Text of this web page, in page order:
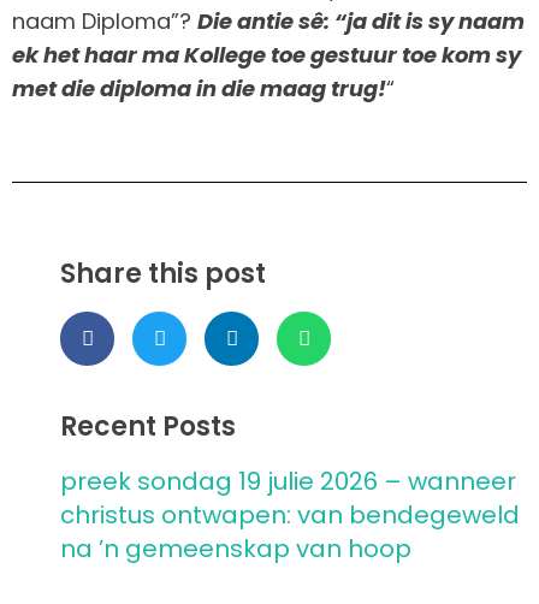
naam Diploma”? Die antie sê: “ja dit is sy naam
ek het haar ma Kollege toe gestuur toe kom sy
met die diploma in die maag trug!“
Share this post
Recent Posts
preek sondag 19 julie 2026 – wanneer
christus ontwapen: van bendegeweld
na ’n gemeenskap van hoop